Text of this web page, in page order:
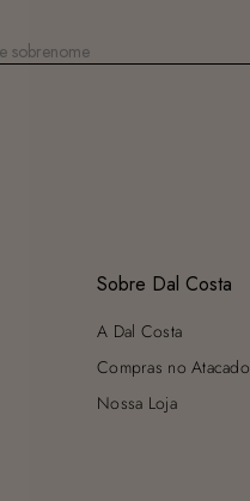
Sobre Dal Costa
A Dal Costa
Compras no Atacado
Nossa Loja